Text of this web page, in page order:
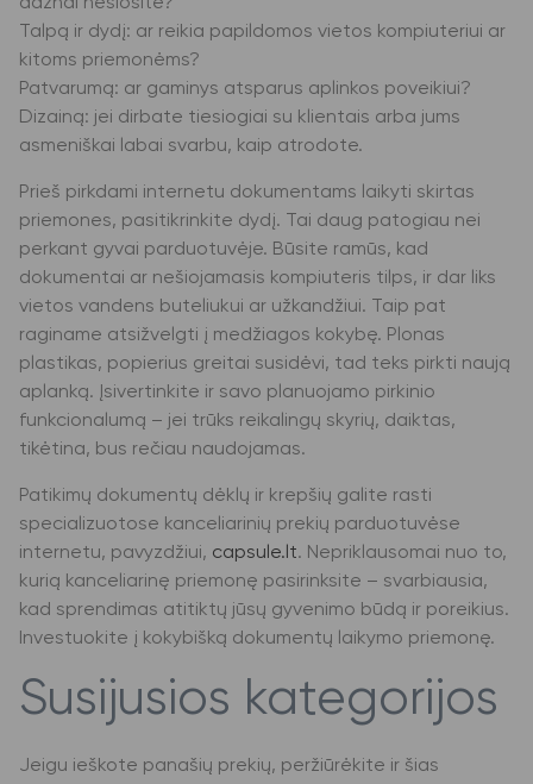
Talpą ir dydį: ar reikia papildomos vietos kompiuteriui ar
kitoms priemonėms?
Patvarumą: ar gaminys atsparus aplinkos poveikiui?
Dizainą: jei dirbate tiesiogiai su klientais arba jums
asmeniškai labai svarbu, kaip atrodote.
Prieš pirkdami internetu dokumentams laikyti skirtas
priemones, pasitikrinkite dydį. Tai daug patogiau nei
perkant gyvai parduotuvėje. Būsite ramūs, kad
dokumentai ar nešiojamasis kompiuteris tilps, ir dar liks
vietos vandens buteliukui ar užkandžiui. Taip pat
raginame atsižvelgti į medžiagos kokybę. Plonas
plastikas, popierius greitai susidėvi, tad teks pirkti naują
aplanką. Įsivertinkite ir savo planuojamo pirkinio
funkcionalumą – jei trūks reikalingų skyrių, daiktas,
tikėtina, bus rečiau naudojamas.
Patikimų dokumentų dėklų ir krepšių galite rasti
specializuotose kanceliarinių prekių parduotuvėse
internetu, pavyzdžiui, capsule.lt. Nepriklausomai nuo to,
kurią kanceliarinę priemonę pasirinksite – svarbiausia,
kad sprendimas atitiktų jūsų gyvenimo būdą ir poreikius.
Investuokite į kokybišką dokumentų laikymo priemonę.
Susijusios kategorijos
Jeigu ieškote panašių prekių, peržiūrėkite ir šias